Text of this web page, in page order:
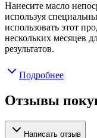
Нанесите масло
используя
использовать этот
нескольких месяцев
результатов.
Подробнее
Отзывы
Написать отзыв